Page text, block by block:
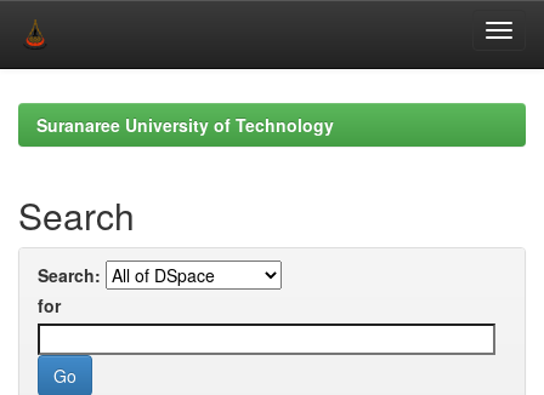
navigationSuranaree University of Technology
Search
Search:
for